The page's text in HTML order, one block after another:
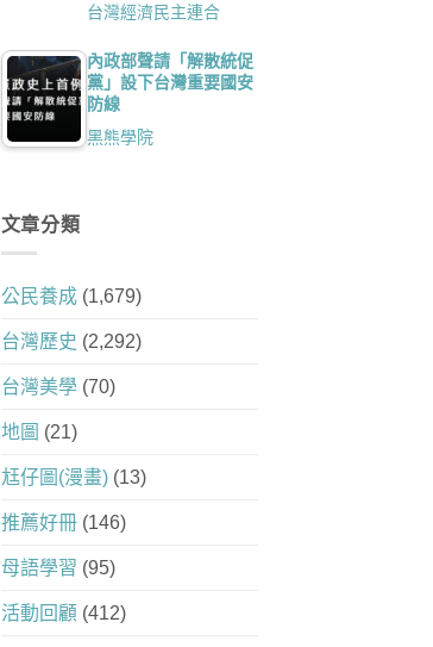
台灣經濟民主連合
內政部聲請「解散統促
黨」設下台灣重要國安
防線
黑熊學院
文章分類
公民養成(1,679)
台灣歷史 (2,292)
台灣美學(70)
地圖 (21)
尪仔圖(漫畫)(13)
推薦好冊(146)
母語學習 (95)
活動回顧 (412)